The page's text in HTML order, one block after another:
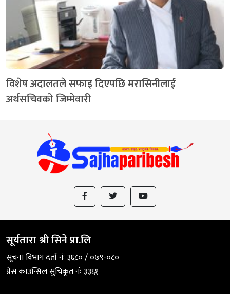
विशेष अदालतले सफाइ दिएपछि मरासिनीलाई
अर्थसचिवको जिम्मेवारी
सूर्यतारा श्री सिने प्रा.लि
सूचना विभाग दर्ता नंः ३६८० / ०७९-०८०
प्रेस काउन्सिल सुचिकृत नंः ३३६१